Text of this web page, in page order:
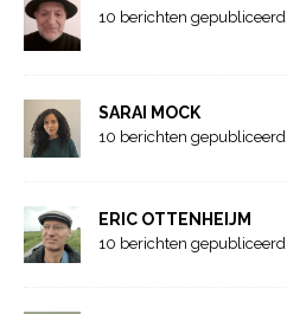
10 berichten gepubliceerd
SARAI MOCK
10 berichten gepubliceerd
ERIC OTTENHEIJM
10 berichten gepubliceerd